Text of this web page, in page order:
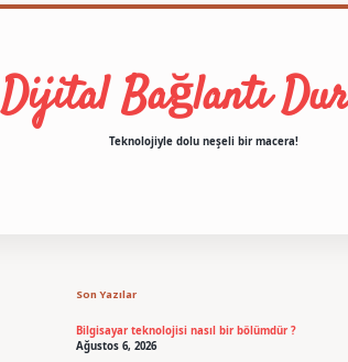
Dijital Bağlantı
Teknolojiyle dolu neşeli bir macera!
Son Yazılar
Bilgisayar teknolojisi nasıl bir bölümdür ?
Ağustos 6, 2026